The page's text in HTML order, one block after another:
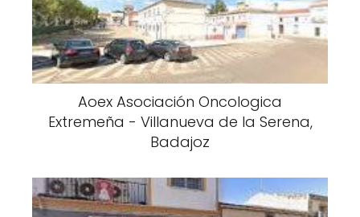
Aoex Asociación Oncologica
Extremeña - Villanueva de la Serena,
Badajoz